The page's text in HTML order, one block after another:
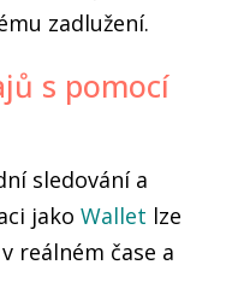
zadlužení.
s pomocí
sledování a
jako Wallet lze
reálném čase a